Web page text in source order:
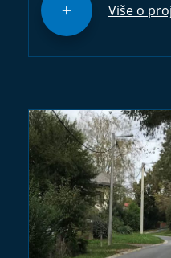
Više o